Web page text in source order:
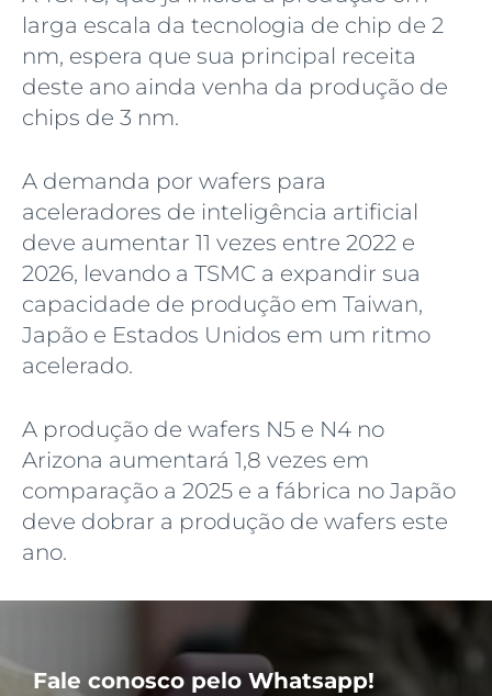
larga escala da tecnologia de chip de 2
nm, espera que sua principal receita
deste ano ainda venha da produção de
chips de 3 nm.
A demanda por wafers para
aceleradores de inteligência artificial
deve aumentar 11 vezes entre 2022 e
2026, levando a TSMC a expandir sua
capacidade de produção em Taiwan,
Japão e Estados Unidos em um ritmo
acelerado.
A produção de wafers N5 e N4 no
Arizona aumentará 1,8 vezes em
comparação a 2025 e a fábrica no Japão
deve dobrar a produção de wafers este
ano.
Fale conosco pelo Whatsapp!